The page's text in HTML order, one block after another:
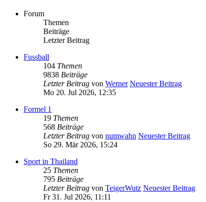
Forum
Themen
Beiträge
Letzter Beitrag
Fussball
104 Themen
9838 Beiträge
Letzter Beitrag von Werner Neuester Beitrag
Mo 20. Jul 2026, 12:35
Formel 1
19 Themen
568 Beiträge
Letzter Beitrag von numwahn Neuester Beitrag
So 29. Mär 2026, 15:24
Sport in Thailand
25 Themen
795 Beiträge
Letzter Beitrag von TeigerWutz Neuester Beitrag
Fr 31. Jul 2026, 11:11